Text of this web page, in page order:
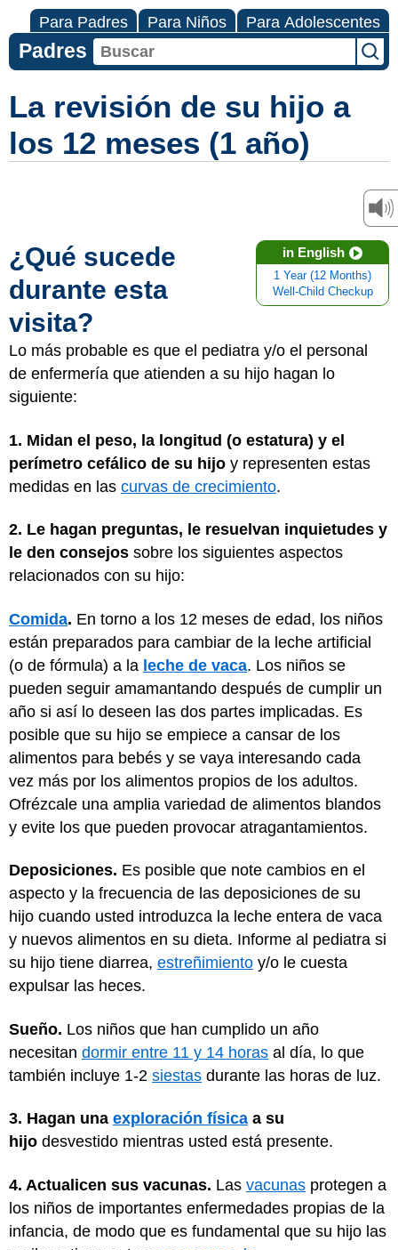
Para Padres Para Niños Para Adolescentes
Padres
La revisión de su hijo a
los 12 meses (1 año)
in English
1 Year (12 Months)
Well-Child Checkup
¿Qué sucede
durante esta
visita?
Lo más probable es que el pediatra y/o el personal
de enfermería que atienden a su hijo hagan lo
siguiente:
1. Midan el peso, la longitud (o estatura) y el
perímetro cefálico de su hijo y representen estas
medidas en las curvas de crecimiento.
2. Le hagan preguntas, le resuelvan inquietudes y
le den consejos sobre los siguientes aspectos
relacionados con su hijo:
Comida. En torno a los 12 meses de edad, los niños
están preparados para cambiar de la leche artificial
(o de fórmula) a la leche de vaca. Los niños se
pueden seguir amamantando después de cumplir un
año si así lo deseen las dos partes implicadas. Es
posible que su hijo se empiece a cansar de los
alimentos para bebés y se vaya interesando cada
vez más por los alimentos propios de los adultos.
Ofrézcale una amplia variedad de alimentos blandos
y evite los que pueden provocar atragantamientos.
Deposiciones. Es posible que note cambios en el
aspecto y la frecuencia de las deposiciones de su
hijo cuando usted introduzca la leche entera de vaca
y nuevos alimentos en su dieta. Informe al pediatra si
su hijo tiene diarrea, estreñimiento y/o le cuesta
expulsar las heces.
Sueño. Los niños que han cumplido un año
necesitan dormir entre 11 y 14 horas al día, lo que
también incluye 1-2 siestas durante las horas de luz.
3. Hagan una exploración física a su
hijo desvestido mientras usted está presente.
4. Actualicen sus vacunas. Las vacunas protegen a
los niños de importantes enfermedades propias de la
infancia, de modo que es fundamental que su hijo las